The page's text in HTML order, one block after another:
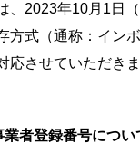
、2023年10月1日
方式（通称：イン
応させていただきま
者登録番号につい